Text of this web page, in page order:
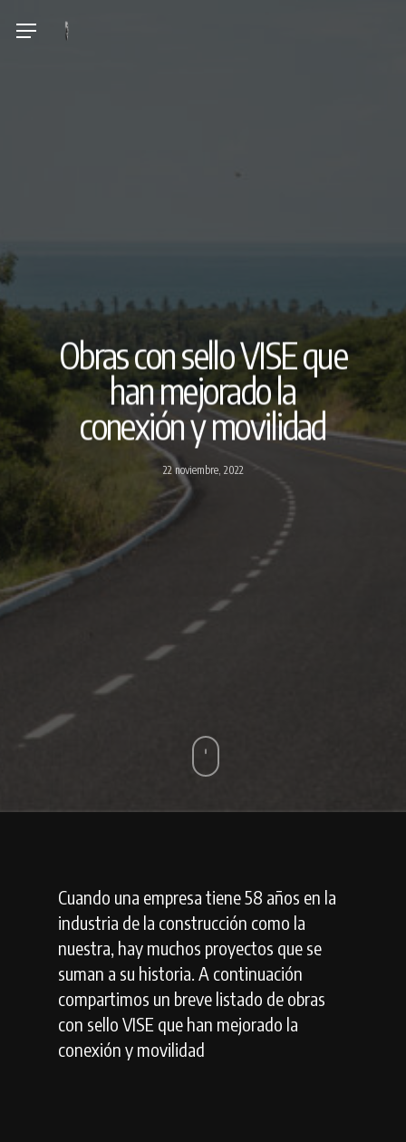
Menu
Obras con sello VISE que
han mejorado la
conexión y movilidad
22 noviembre, 2022
Cuando una empresa tiene 58 años en la
industria de la construcción como la
nuestra, hay muchos proyectos que se
suman a su historia. A continuación
compartimos un breve listado de obras
con sello VISE que han mejorado la
conexión y movilidad